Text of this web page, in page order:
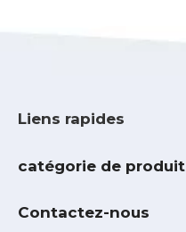
Liens rapides
catégorie de produit
Contactez-nous